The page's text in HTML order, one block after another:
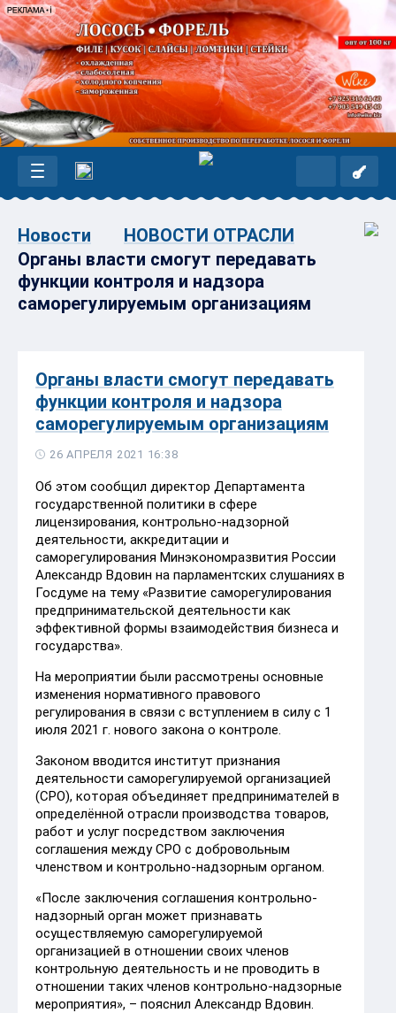
Новости
НОВОСТИ ОТРАСЛИ
Органы власти смогут передавать
функции контроля и надзора
саморегулируемым организациям
Органы власти смогут передавать
функции контроля и надзора
саморегулируемым организациям
26 АПРЕЛЯ 2021 16:38
Об этом сообщил директор Департамента
государственной политики в сфере
лицензирования, контрольно-надзорной
деятельности, аккредитации и
саморегулирования Минэкономразвития России
Александр Вдовин на парламентских слушаниях в
Госдуме на тему «Развитие саморегулирования
предпринимательской деятельности как
эффективной формы взаимодействия бизнеса и
государства».
На мероприятии были рассмотрены основные
изменения нормативного правового
регулирования в связи с вступлением в силу с 1
июля 2021 г. нового закона о контроле.
Законом вводится институт признания
деятельности саморегулируемой организацией
(СРО), которая объединяет предпринимателей в
определённой отрасли производства товаров,
работ и услуг посредством заключения
соглашения между СРО с добровольным
членством и контрольно-надзорным органом.
«После заключения соглашения контрольно-
надзорный орган может признавать
осуществляемую саморегулируемой
организацией в отношении своих членов
контрольную деятельность и не проводить в
отношении таких членов контрольно-надзорные
мероприятия», – пояснил Александр Вдовин.